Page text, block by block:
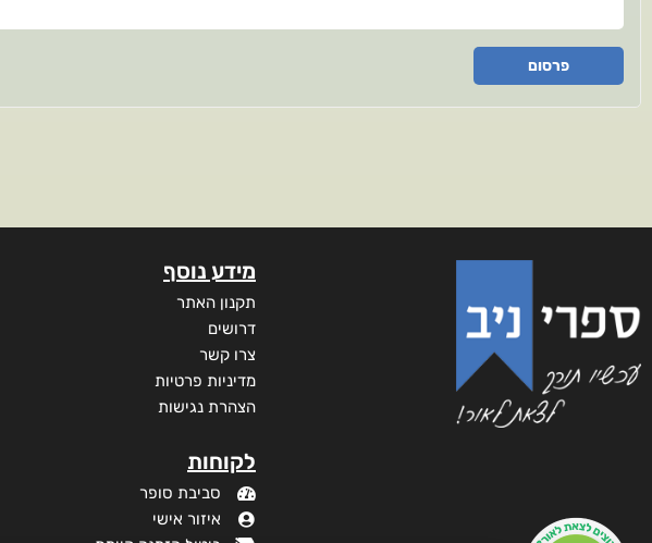
פרסום
מידע נוסף
תקנון האתר
דרושים
צרו קשר
מדיניות פרטיות
הצהרת נגישות
לקוחות
סביבת סופר
איזור אישי